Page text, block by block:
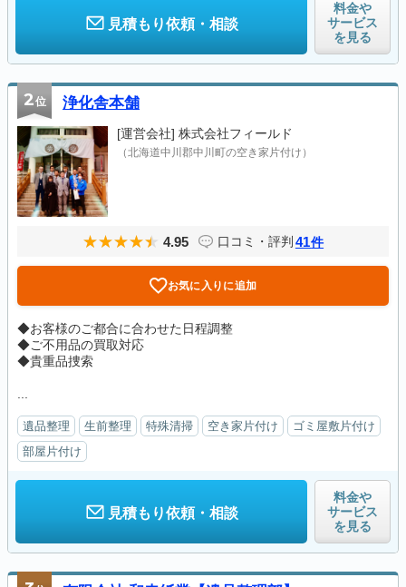
見積もり依頼・相談
料金や
サービス
を見る
2位 浄化舎本舗
[運営会社] 株式会社フィールド
（北海道中川郡中川町の空き家片付け）
4.95 口コミ・評判 41件
お気に入りに追加
◆お客様のご都合に合わせた日程調整
◆ご不用品の買取対応
◆貴重品捜索
遺品整理 生前整理 特殊清掃 空き家片付け
ゴミ屋敷片付け
部屋片付け
見積もり依頼・相談
料金や
サービス
を見る